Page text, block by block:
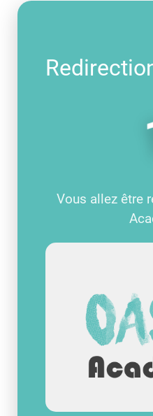
Vous allez être